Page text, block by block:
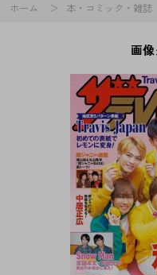
ホーム 本・コミック・雑誌
画